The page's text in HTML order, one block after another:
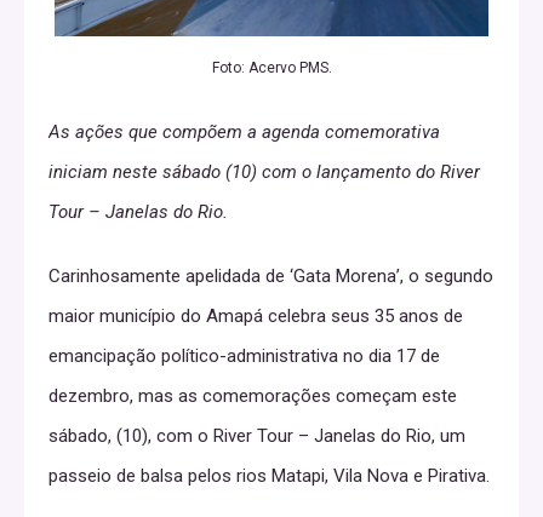
Foto: Acervo PMS.
As ações que compõem a agenda comemorativa
iniciam neste sábado (10) com o lançamento do River
Tour – Janelas do Rio.
Carinhosamente apelidada de ‘Gata Morena’, o segundo
maior município do Amapá celebra seus 35 anos de
emancipação político-administrativa no dia 17 de
dezembro, mas as comemorações começam este
sábado, (10), com o River Tour – Janelas do Rio, um
passeio de balsa pelos rios Matapi, Vila Nova e Pirativa.